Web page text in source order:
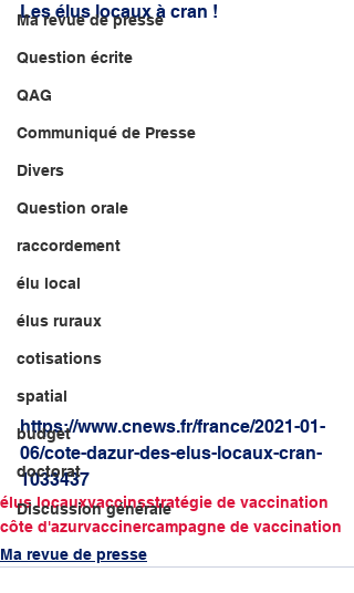
Ma revue de presse
Question écrite
QAG
Communiqué de Presse
Divers
Question orale
raccordement
élu local
élus ruraux
cotisations
spatial
budget
doctorat
Discussion générale
Les élus locaux à cran !
https://www.cnews.fr/france/2021-01-
06/cote-dazur-des-elus-locaux-cran-
1033437
élus locauxvaccinsstratégie de vaccination
côte d'azurvaccinercampagne de vaccination
Ma revue de presse